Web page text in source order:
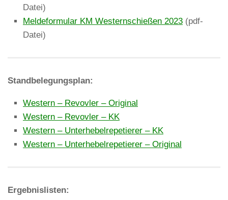
Datei)
Meldeformular KM Westernschießen 2023 (pdf-
Datei)
Standbelegungsplan:
Western – Revovler – Original
Western – Revovler – KK
Western – Unterhebelrepetierer – KK
Western – Unterhebelrepetierer – Original
Ergebnislisten: